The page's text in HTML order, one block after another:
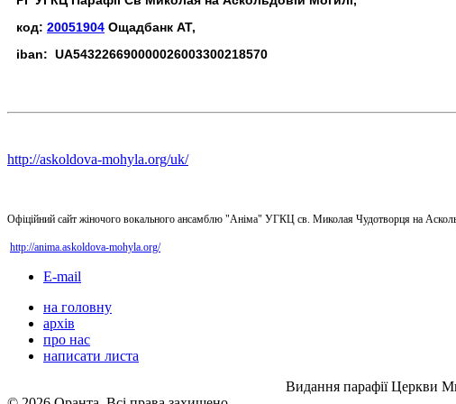
код: 20051904 Ощадбанк АТ,
iban: UA543226690000026003300218570
http://askoldova-mohyla.org/uk/
Офіційний сайт жіночого вокального ансамблю "Аніма" УГКЦ св. Миколая Чудотворця на
http://anima.askoldova-mohyla.org/
E-mail
на головну
архів
про нас
написати листа
Видання парафії Церкви